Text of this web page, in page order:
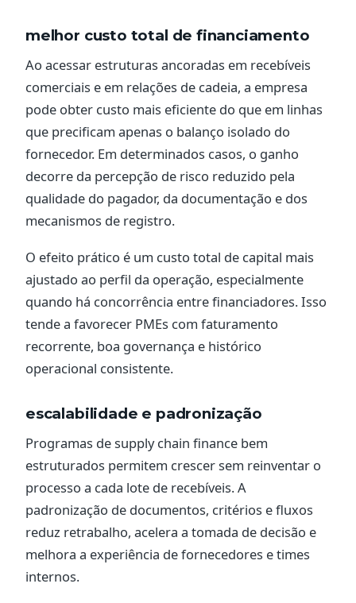
melhor custo total de financiamento
Ao acessar estruturas ancoradas em recebíveis
comerciais e em relações de cadeia, a empresa
pode obter custo mais eficiente do que em linhas
que precificam apenas o balanço isolado do
fornecedor. Em determinados casos, o ganho
decorre da percepção de risco reduzido pela
qualidade do pagador, da documentação e dos
mecanismos de registro.
O efeito prático é um custo total de capital mais
ajustado ao perfil da operação, especialmente
quando há concorrência entre financiadores. Isso
tende a favorecer PMEs com faturamento
recorrente, boa governança e histórico
operacional consistente.
escalabilidade e padronização
Programas de supply chain finance bem
estruturados permitem crescer sem reinventar o
processo a cada lote de recebíveis. A
padronização de documentos, critérios e fluxos
reduz retrabalho, acelera a tomada de decisão e
melhora a experiência de fornecedores e times
internos.